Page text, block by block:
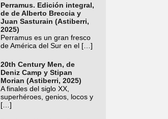
Perramus. Edición integral,
de de Alberto Breccia y
Juan Sasturain (Astiberri,
2025)
Perramus es un gran fresco
de América del Sur en el […]
20th Century Men, de
Deniz Camp y Stipan
Morian (Astiberri, 2025)
A finales del siglo XX,
superhéroes, genios, locos y
[…]